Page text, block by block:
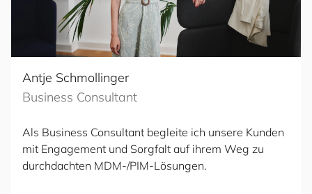
Antje Schmollinger
Business Consultant
Als Business Consultant begleite ich unsere Kunden
mit Engagement und Sorgfalt auf ihrem Weg zu
durchdachten MDM-/PIM-Lösungen.